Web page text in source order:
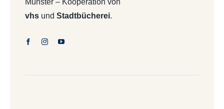
vhsund Stadtbücherei.